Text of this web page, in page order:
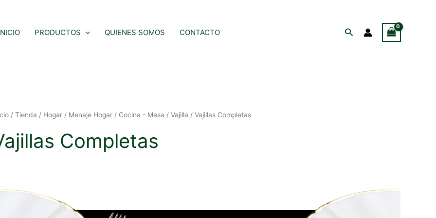
PRODUCTOS QUIENES SOMOS CONTACTO Buscar
/ Tienda / Hogar / Menaje Hogar / Cocina - Mesa / Vajilla / Vajillas Completas
Completas